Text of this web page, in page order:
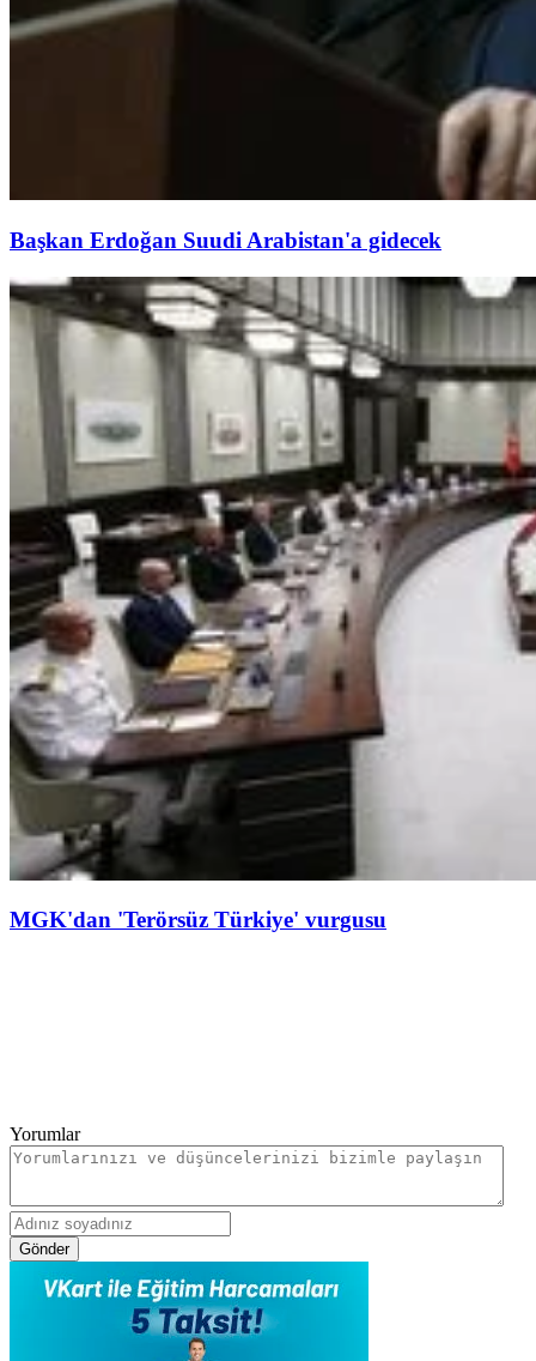
Başkan Erdoğan Suudi Arabistan'a gidecek
MGK'dan 'Terörsüz Türkiye' vurgusu
Yorumlar
Gönder